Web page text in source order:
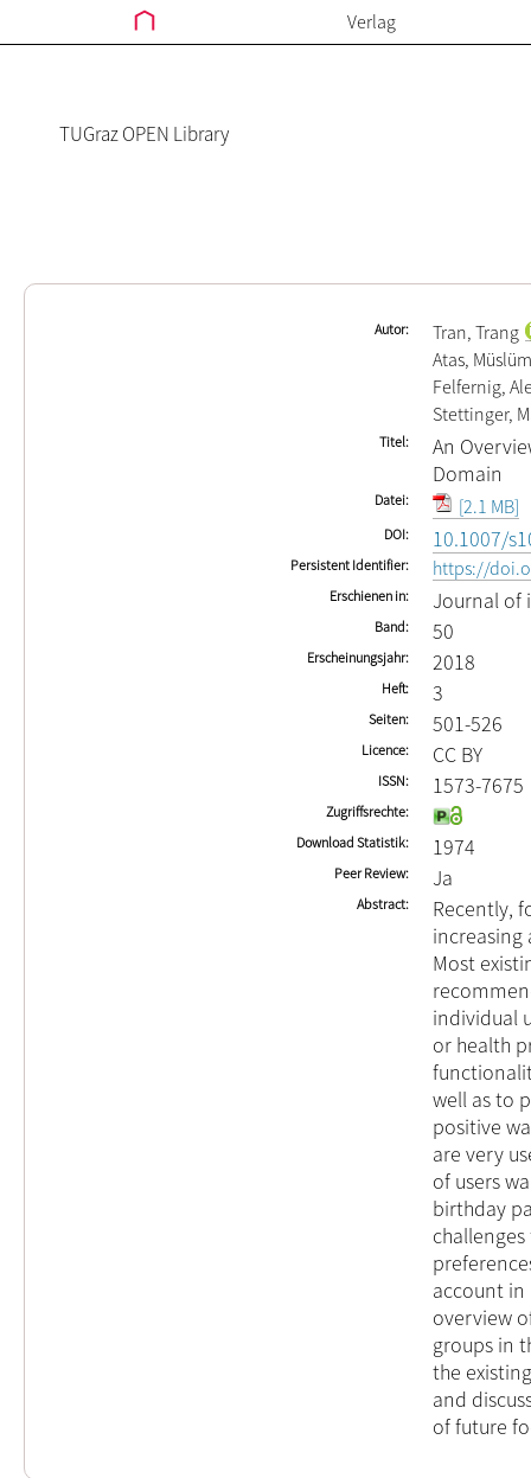
Verlag
TUGraz OPEN Library
Autor
Tran, Trang
Atas, Müslüm
Felfernig,
Stettinger,
Titel
An
Domain
Datei [2.1 MB]
DOI 10.1007/
Persistent Identifier https://
Erschienen in Journal of
Band 50
Erscheinungsjahr 2018
Heft 3
Seiten 501-526
Licence CC BY
ISSN 1573-7675
Zugriffsrechte
Download Statistik
1974
Peer Review Ja
Abstract
Recently,
Most
individual
or health
well as to
positive
are very
of users
birthday
account in
overview
groups in
the
and
of future